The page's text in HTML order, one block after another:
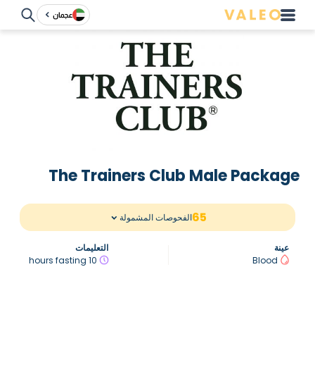
عجمان
The Trainers Club Male Package
65الفحوصات المشمولة
عينة
Blood
التعليمات
10 hours fasting